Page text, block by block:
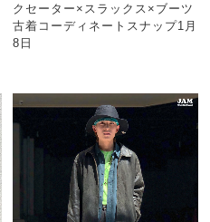
クセーター×スラックス×ブーツ
古着コーディネートスナップ1月
8日